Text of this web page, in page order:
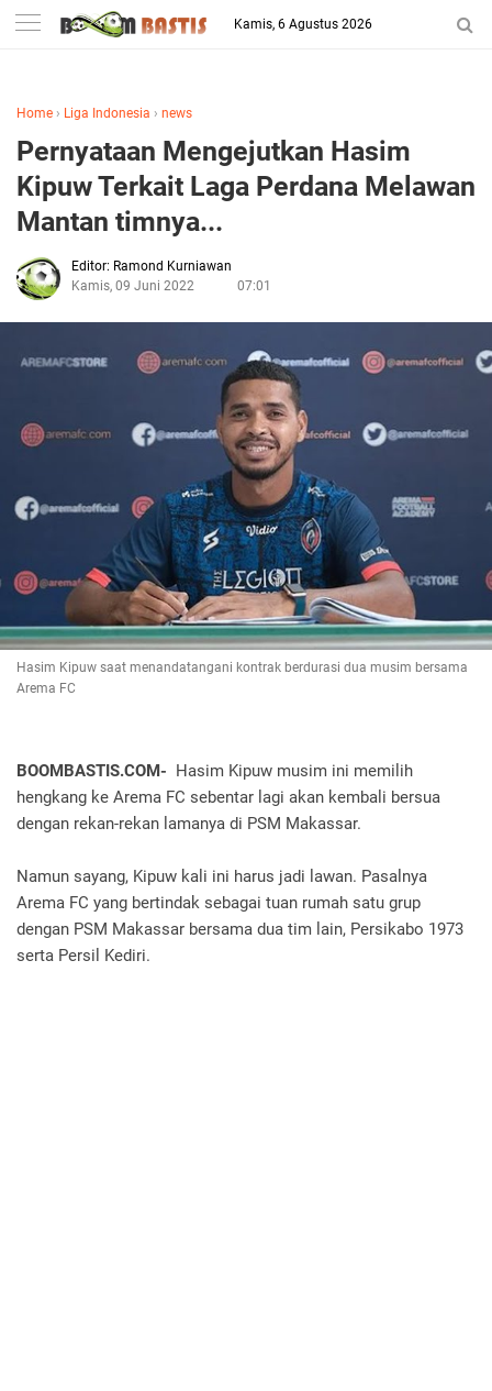
-->
Kamis, 6 Agustus 2026
Home › Liga Indonesia › news
Pernyataan Mengejutkan Hasim
Kipuw Terkait Laga Perdana Melawan
Mantan timnya...
Editor: Ramond Kurniawan
Kamis, 09 Juni 2022
07:01
Hasim Kipuw saat menandatangani kontrak berdurasi dua musim bersama
Arema FC
BOOMBASTIS.COM- Hasim Kipuw musim ini memilih
hengkang ke Arema FC sebentar lagi akan kembali bersua
dengan rekan-rekan lamanya di PSM Makassar.
Namun sayang, Kipuw kali ini harus jadi lawan. Pasalnya
Arema FC yang bertindak sebagai tuan rumah satu grup
dengan PSM Makassar bersama dua tim lain, Persikabo 1973
serta Persil Kediri.